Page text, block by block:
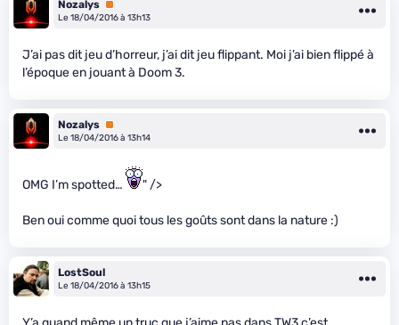
Nozalys Premium
Le 18/04/2016 à 13h13
J’ai pas dit jeu d’horreur, j’ai dit jeu flippant. Moi j’ai bien flippé à
l’époque en jouant à Doom 3.
Nozalys Premium
Le 18/04/2016 à 13h14
OMG I’m spotted… " />
Ben oui comme quoi tous les goûts sont dans la nature :)
LostSoul
Le 18/04/2016 à 13h15